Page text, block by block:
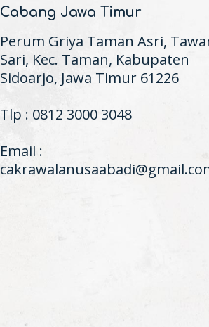
Cabang Jawa Timur
Perum Griya Taman Asri,
Sari, Kec. Taman, Kabupaten
Sidoarjo, Jawa Timur 61226
Tlp : 0812 3000 3048
Email :